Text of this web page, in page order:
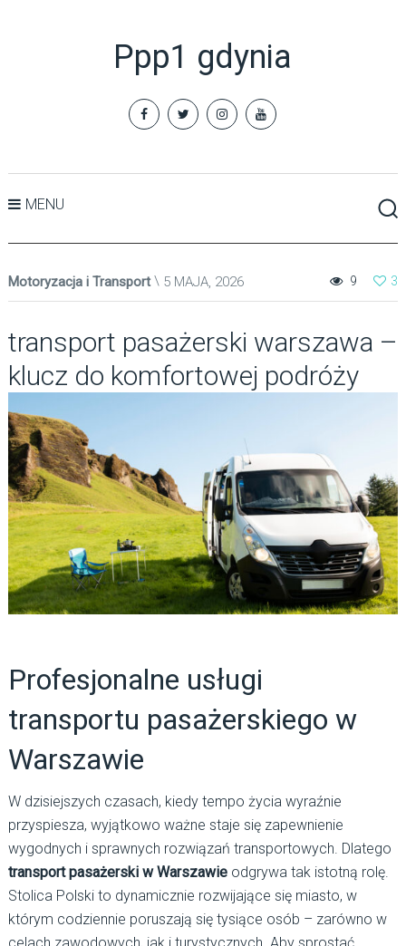
Ppp1 gdynia
MENU
Motoryzacja i Transport 5 MAJA, 2026 3
9
transport pasażerski warszawa –
klucz do komfortowej podróży
Profesjonalne usługi
transportu pasażerskiego w
Warszawie
W dzisiejszych czasach, kiedy tempo życia wyraźnie
przyspiesza, wyjątkowo ważne staje się zapewnienie
wygodnych i sprawnych rozwiązań transportowych. Dlatego
transport pasażerski w Warszawieodgrywa tak istotną rolę.
Stolica Polski to dynamicznie rozwijające się miasto, w
którym codziennie poruszają się tysiące osób – zarówno w